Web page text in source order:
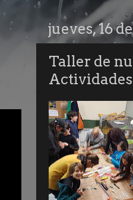
jueves, 16
Taller de